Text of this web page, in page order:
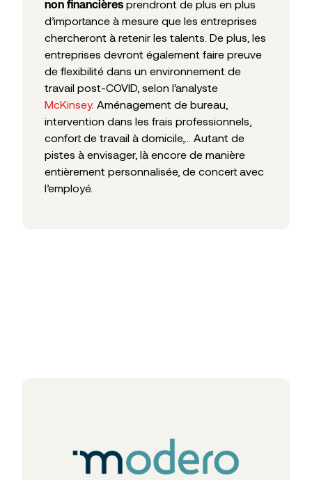
non financières prendront de plus en plus
d’importance à mesure que les entreprises
chercheront à retenir les talents. De plus, les
entreprises devront également faire preuve
de flexibilité dans un environnement de
travail post-COVID, selon l’analyste
McKinsey. Aménagement de bureau,
intervention dans les frais professionnels,
confort de travail à domicile,… Autant de
pistes à envisager, là encore de manière
entièrement personnalisée, de concert avec
l’employé.